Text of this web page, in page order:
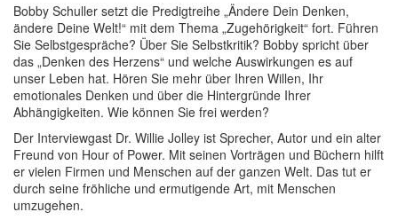
Bobby Schuller setzt die Predigtreihe „Ändere Dein Denken,
ändere Deine Welt!“ mit dem Thema „Zugehörigkeit“ fort. Führen
Sie Selbstgespräche? Über Sie Selbstkritik? Bobby spricht über
das „Denken des Herzens“ und welche Auswirkungen es auf
unser Leben hat. Hören Sie mehr über Ihren Willen, Ihr
emotionales Denken und über die Hintergründe Ihrer
Abhängigkeiten. Wie können Sie frei werden?
Der Interviewgast Dr. Willie Jolley ist Sprecher, Autor und ein alter
Freund von Hour of Power. Mit seinen Vorträgen und Büchern hilft
er vielen Firmen und Menschen auf der ganzen Welt. Das tut er
durch seine fröhliche und ermutigende Art, mit Menschen
umzugehen.